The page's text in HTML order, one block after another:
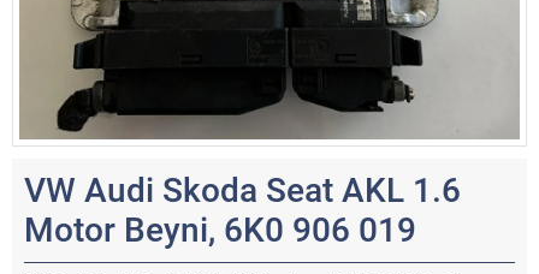
VW Audi Skoda Seat AKL 1.6
Motor Beyni, 6K0 906 019